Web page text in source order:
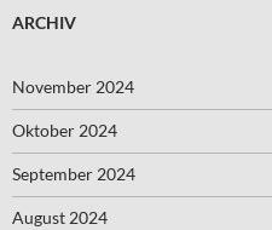
ARCHIV
November 2024
Oktober 2024
September 2024
August 2024